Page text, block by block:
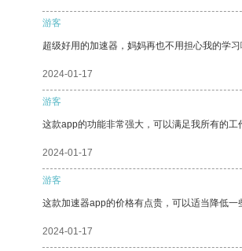
游客
超级好用的加速器，妈妈再也不用担心我的学习
2024-01-17
游客
这款app的功能非常强大，可以满足我所有的工
2024-01-17
游客
这款加速器app的价格有点贵，可以适当降低
2024-01-17